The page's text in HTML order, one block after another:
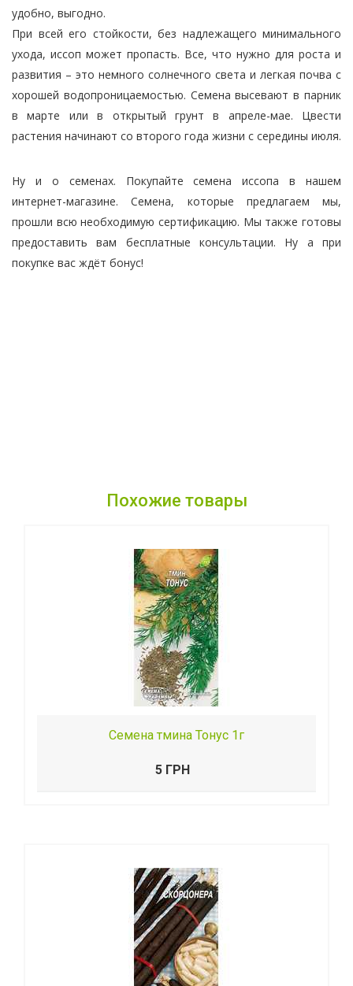
удобно, выгодно.
При всей его стойкости, без надлежащего минимального
ухода, иссоп может пропасть. Все, что нужно для роста и
развития – это немного солнечного света и легкая почва с
хорошей водопроницаемостью. Семена высевают в парник
в марте или в открытый грунт в апреле-мае. Цвести
растения начинают со второго года жизни с середины июля.
Ну и о семенах. Покупайте семена иссопа в нашем
интернет-магазине. Семена, которые предлагаем мы,
прошли всю необходимую сертификацию. Мы также готовы
предоставить вам бесплатные консультации. Ну а при
покупке вас ждёт бонус!
Похожие товары
Семена тмина Тонус 1г
5 ГРН